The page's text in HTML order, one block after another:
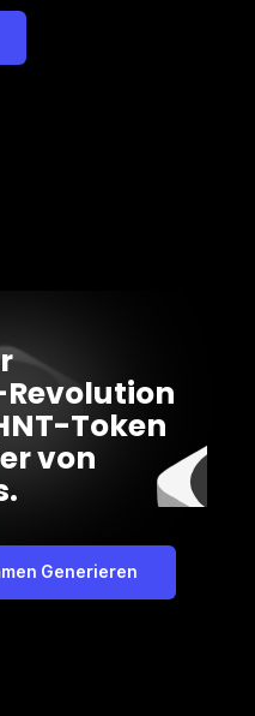
Token
von
Generieren